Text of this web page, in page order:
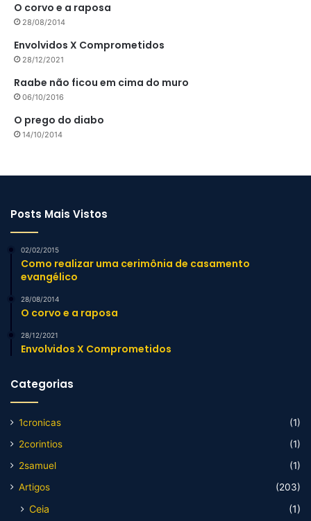
O corvo e a raposa
28/08/2014
Envolvidos X Comprometidos
28/12/2021
Raabe não ficou em cima do muro
06/10/2016
O prego do diabo
14/10/2014
Posts Mais Vistos
02/02/2015
Como realizar uma cerimônia de casamento
evangélico
28/08/2014
O corvo e a raposa
28/12/2021
Envolvidos X Comprometidos
Categorias
1cronicas
(1)
2corintios
(1)
2samuel
(1)
Artigos
(203)
Ceia
(1)